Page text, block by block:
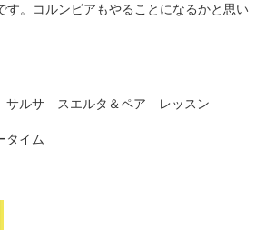
す。コルンビアもやることになるかと思い
ルサ スエルタ＆ペア レッスン
タイム